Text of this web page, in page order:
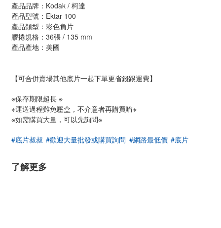
產品品牌：Kodak / 柯達
產品型號：Ektar 100
產品類型：彩色負片
膠捲規格：36張 / 135 mm
產品產地：美國
【可合併賣場其他底片一起下單更省錢跟運費】
※保存期限超長 ※
※運送過程難免壓盒，不介意者再購買唷※
※如需購買大量，可以先詢問※
#底片叔叔 #歡迎大量批發或購買詢問 #網路最低價 #底片
了解更多